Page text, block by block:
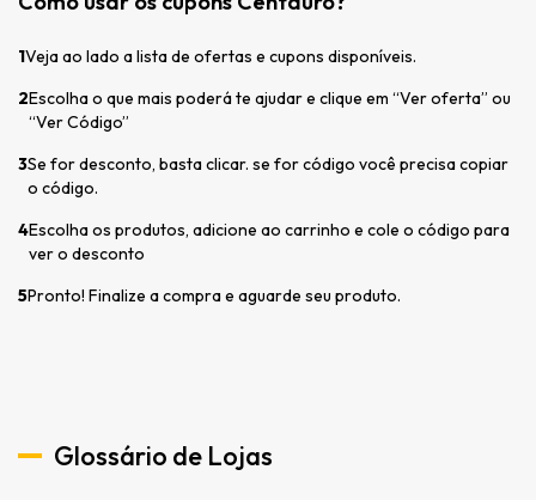
1Veja ao lado a lista de ofertas e cupons disponíveis.
2Escolha o que mais poderá te ajudar e clique em “Ver oferta” ou
“Ver Código”
3Se for desconto, basta clicar. se for código você precisa copiar
o código.
4Escolha os produtos, adicione ao carrinho e cole o código para
ver o desconto
5Pronto! Finalize a compra e aguarde seu produto.
Glossário de Lojas